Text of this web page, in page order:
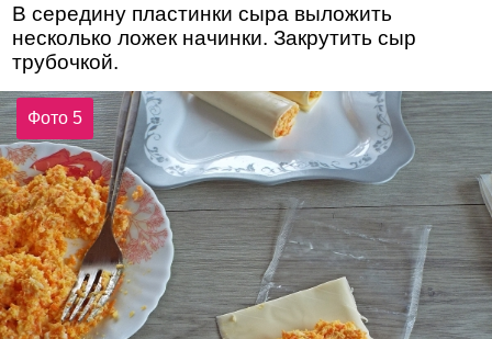
В середину пластинки сыра выложить
несколько ложек начинки. Закрутить сыр
трубочкой.
Фото 5